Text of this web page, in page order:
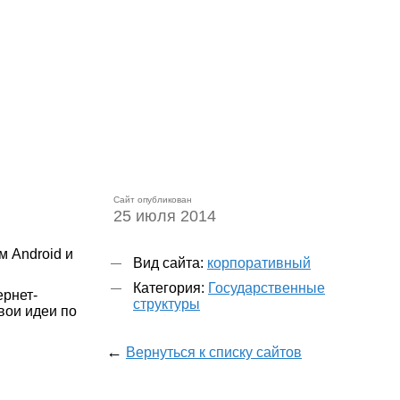
Сайт опубликован
25 июля 2014
Вид сайта: корпоративный
Категория: Государственные
структуры
← Вернуться к списку сайтов
Android и
идеи по